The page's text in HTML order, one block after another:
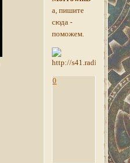
а, пишите
сюда -
поможем.
0